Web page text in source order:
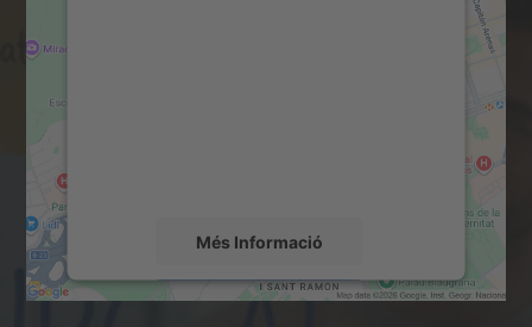
Més Informació
Accepta